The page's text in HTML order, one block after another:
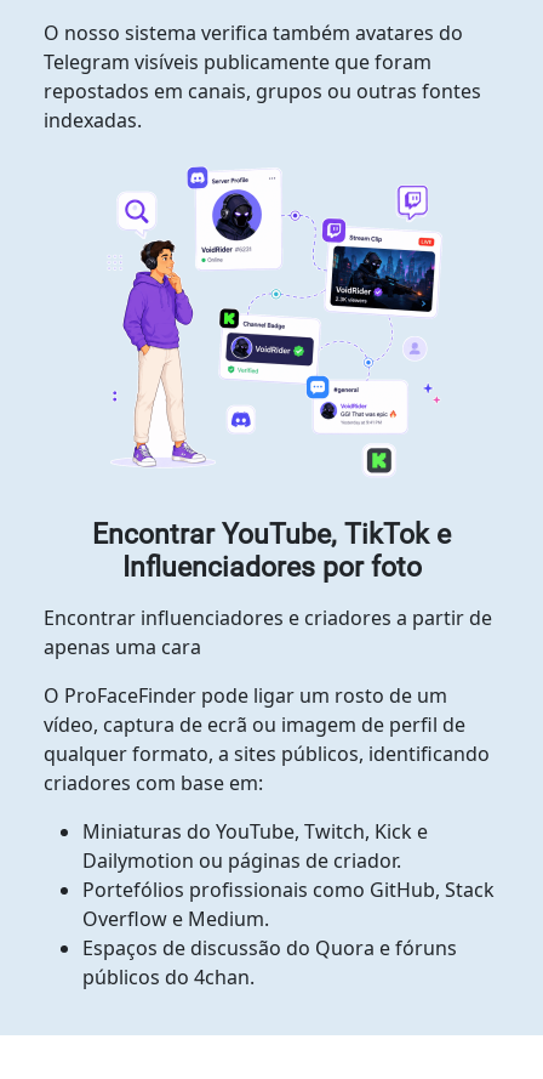
O nosso sistema verifica também avatares do
Telegram visíveis publicamente que foram
repostados em canais, grupos ou outras fontes
indexadas.
Encontrar YouTube, TikTok e
Influenciadores por foto
Encontrar influenciadores e criadores a partir de
apenas uma cara
O ProFaceFinder pode ligar um rosto de um
vídeo, captura de ecrã ou imagem de perfil de
qualquer formato, a sites públicos, identificando
criadores com base em:
Miniaturas do YouTube, Twitch, Kick e
Dailymotion ou páginas de criador.
Portefólios profissionais como GitHub, Stack
Overflow e Medium.
Espaços de discussão do Quora e fóruns
públicos do 4chan.